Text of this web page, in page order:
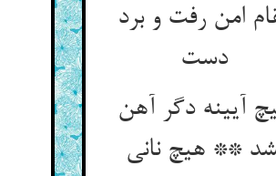
امن رفت و برد
دست‏
آیینه دگر آهن
** هیچ نانی